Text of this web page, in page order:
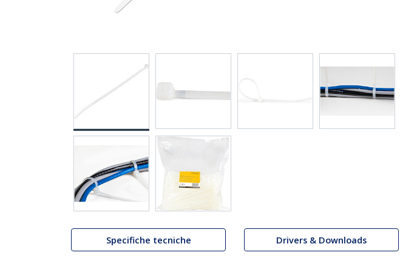
Specifiche tecniche Drivers & Downloads